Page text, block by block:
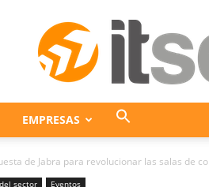
EMPRESAS
de Jabra para revolucionar las salas de
sector Eventos